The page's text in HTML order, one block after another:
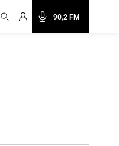
90,2 FM